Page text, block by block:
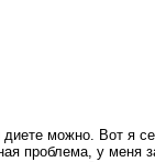
можно. Вот я
проблема, у меня